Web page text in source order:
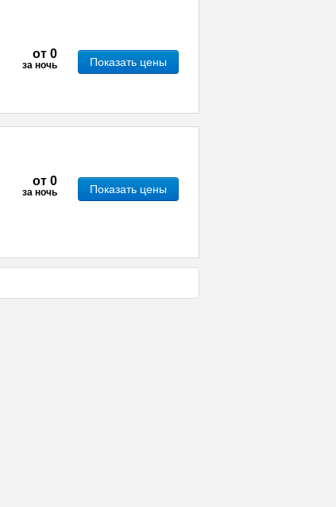
от 0
за ночь Показать цены
от 0
за ночь Показать цены